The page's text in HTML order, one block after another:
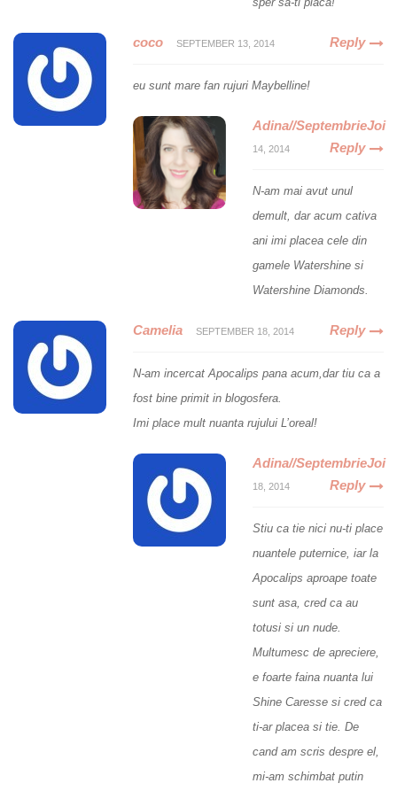
coco SEPTEMBER 13, 2014 Reply
eu sunt mare fan rujuri Maybelline!
Adina//SeptembrieJoi
14, 2014 Reply
N-am mai avut unul
demult, dar acum cativa
ani imi placea cele din
gamele Watershine si
Watershine Diamonds.
Camelia SEPTEMBER 18, 2014 Reply
N-am incercat Apocalips pana acum,dar tiu ca a
fost bine primit in blogosfera.
Imi place mult nuanta rujului L’oreal!
Adina//SeptembrieJoi
18, 2014 Reply
Stiu ca tie nici nu-ti place
nuantele puternice, iar la
Apocalips aproape toate
sunt asa, cred ca au
totusi si un nude.
Multumesc de apreciere,
e foarte faina nuanta lui
Shine Caresse si cred ca
ti-ar placea si tie. De
cand am scris despre el,
mi-am schimbat putin